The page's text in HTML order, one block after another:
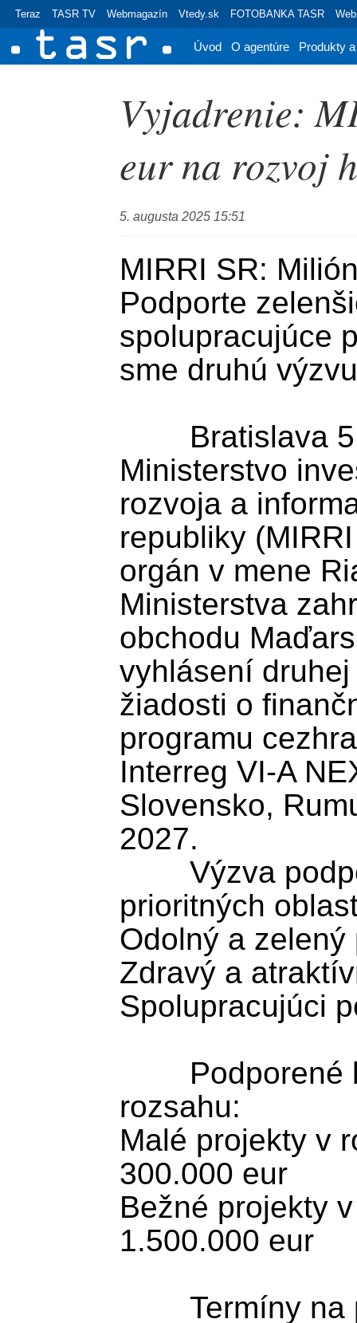
Teraz TASR TV Webmagazín Vtedy.sk FOTOBANKA TASR
Úvod O agentúre Produkty
Vyjadrenie:
eur na rozvoj
5. augusta 2025 15:51
MIRRI SR:
Podporte
spolupracujúce
sme druhú výzvu
Ministerstvo
rozvoja a
republiky
orgán v mene
Ministerstva
obchodu
vyhlásení
žiadosti o
programu
Interreg VI-A
Slovensko,
2027.
prioritných
Odolný a
Zdravý a
Spolupracujúci
rozsahu:
Malé projekty v
300.000 eur
Bežné projekty
1.500.000 eur